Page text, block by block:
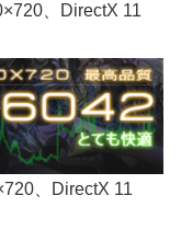
、DirectX 11
、DirectX 11